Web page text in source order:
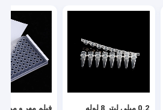
0.2 میلی لیتر 8 لوله فیلم مهر و